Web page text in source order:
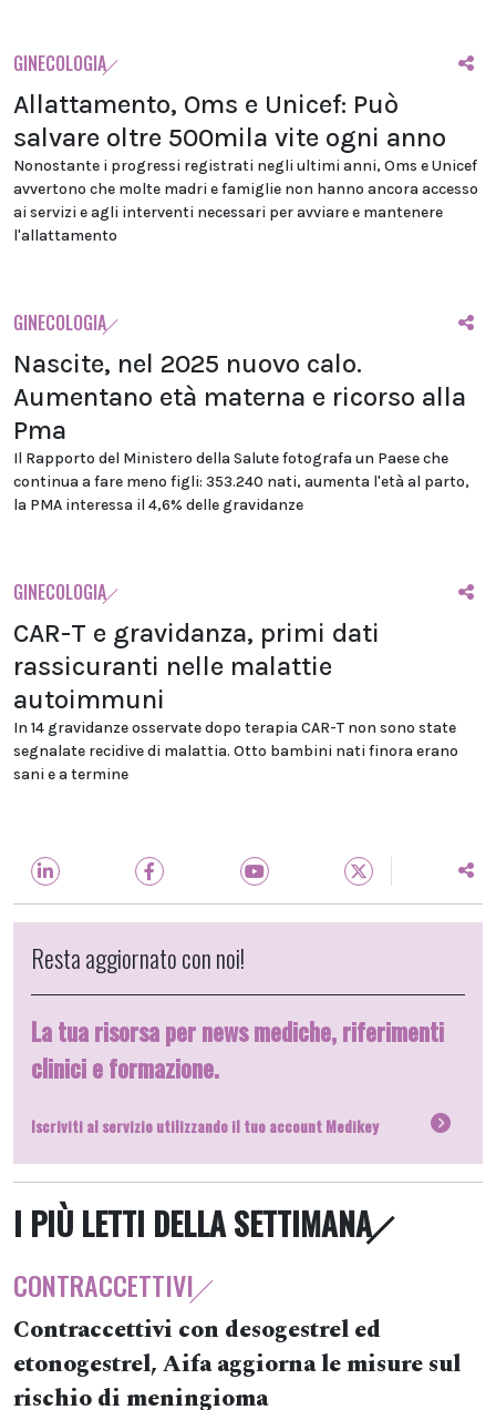
GINECOLOGIA
Allattamento, Oms e Unicef: Può
salvare oltre 500mila vite ogni anno
Nonostante i progressi registrati negli ultimi anni, Oms e Unicef
avvertono che molte madri e famiglie non hanno ancora accesso
ai servizi e agli interventi necessari per avviare e mantenere
l'allattamento
GINECOLOGIA
Nascite, nel 2025 nuovo calo.
Aumentano età materna e ricorso alla
Pma
Il Rapporto del Ministero della Salute fotografa un Paese che
continua a fare meno figli: 353.240 nati, aumenta l'età al parto,
la PMA interessa il 4,6% delle gravidanze
GINECOLOGIA
CAR-T e gravidanza, primi dati
rassicuranti nelle malattie
autoimmuni
In 14 gravidanze osservate dopo terapia CAR-T non sono state
segnalate recidive di malattia. Otto bambini nati finora erano
sani e a termine
Resta aggiornato con noi!
La tua risorsa per news mediche, riferimenti
clinici e formazione.
Iscriviti al servizio utilizzando il tuo account Medikey
I PIÙ LETTI DELLA SETTIMANA
CONTRACCETTIVI
Contraccettivi con desogestrel ed
etonogestrel, Aifa aggiorna le misure sul
rischio di meningioma